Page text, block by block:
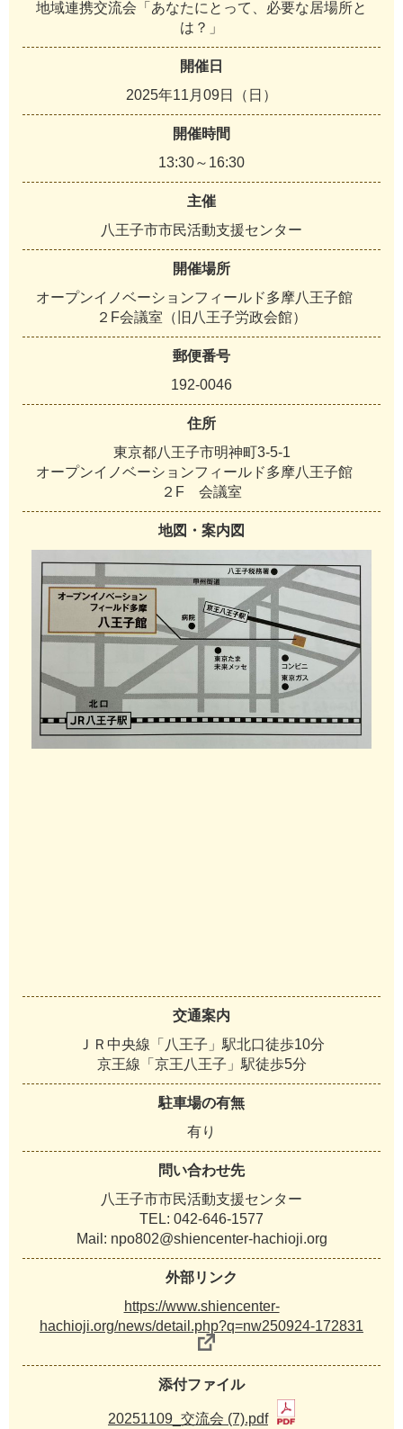
地域連携交流会「あなたにとって、必要な居場所と
は？」
開催日
2025年11月09日（日）
開催時間
13:30～16:30
主催
八王子市市民活動支援センター
開催場所
オープンイノベーションフィールド多摩八王子館
２F会議室（旧八王子労政会館）
郵便番号
192-0046
住所
東京都八王子市明神町3-5-1
オープンイノベーションフィールド多摩八王子館
２F 会議室
地図・案内図
交通案内
ＪＲ中央線「八王子」駅北口徒歩10分
京王線「京王八王子」駅徒歩5分
駐車場の有無
有り
問い合わせ先
八王子市市民活動支援センター
TEL: 042-646-1577
Mail: npo802@shiencenter-hachioji.org
外部リンク
https://www.shiencenter-
hachioji.org/news/detail.php?q=nw250924-172831
添付ファイル
20251109_交流会 (7).pdf